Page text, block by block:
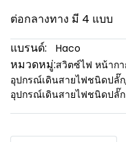
ต่อกลางทาง มี 4 แบบ
แบรนด์:
Haco
หมวดหมู่:สวิตซ์ไฟ หน้าก
อุปกรณ์เดินสายไฟชนิดปลั๊ก
อุปกรณ์เดินสายไฟชนิดปลั๊